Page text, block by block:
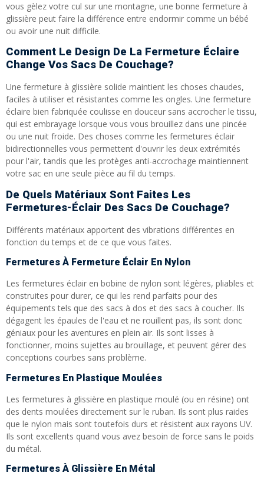
vous gèlez votre cul sur une montagne, une bonne fermeture à
glissière peut faire la différence entre endormir comme un bébé
ou avoir une nuit difficile.
Comment Le Design De La Fermeture Éclaire
Change Vos Sacs De Couchage?
Une fermeture à glissière solide maintient les choses chaudes,
faciles à utiliser et résistantes comme les ongles. Une fermeture
éclaire bien fabriquée coulisse en douceur sans accrocher le tissu,
qui est embrayage lorsque vous vous brouillez dans une pincée
ou une nuit froide. Des choses comme les fermetures éclair
bidirectionnelles vous permettent d'ouvrir les deux extrémités
pour l'air, tandis que les protèges anti-accrochage maintiennent
votre sac en une seule pièce au fil du temps.
De Quels Matériaux Sont Faites Les
Fermetures-Éclair Des Sacs De Couchage?
Différents matériaux apportent des vibrations différentes en
fonction du temps et de ce que vous faites.
Fermetures À Fermeture Éclair En Nylon
Les fermetures éclair en bobine de nylon sont légères, pliables et
construites pour durer, ce qui les rend parfaits pour des
équipements tels que des sacs à dos et des sacs à coucher. Ils
dégagent les épaules de l'eau et ne rouillent pas, ils sont donc
géniaux pour les aventures en plein air. Ils sont lisses à
fonctionner, moins sujettes au brouillage, et peuvent gérer des
conceptions courbes sans problème.
Fermetures En Plastique Moulées
Les fermetures à glissière en plastique moulé (ou en résine) ont
des dents moulées directement sur le ruban. Ils sont plus raides
que le nylon mais sont toutefois durs et résistent aux rayons UV.
Ils sont excellents quand vous avez besoin de force sans le poids
du métal.
Fermetures À Glissière En Métal